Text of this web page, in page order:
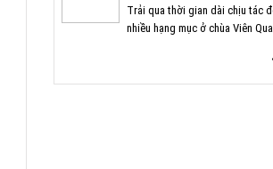
Trải qua thời gian dài chịu tác
nhiều hạng mục ở chùa Viên